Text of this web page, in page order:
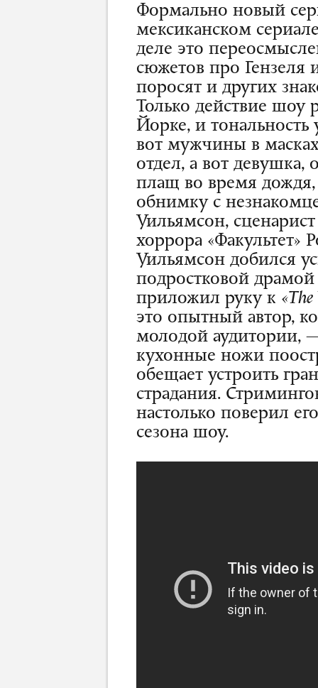
Формально новый
мексиканском
деле это
сюжетов про Гензеля
поросят и других
Только действие шоу
Йорке, и тональность
вот мужчины в
отдел, а вот девушка,
плащ во время дождя,
обнимку с
Уильямсон,
хоррора «Факультет»
Уильямсон добился
подростковой
приложил руку к
это опытный автор,
молодой аудитории,
кухонные ножи
обещает устроить
страдания.
настолько поверил
сезона шоу.